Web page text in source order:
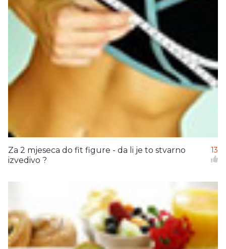
Za 2 mjeseca do fit figure - da li je to stvarno
izvedivo ?
13